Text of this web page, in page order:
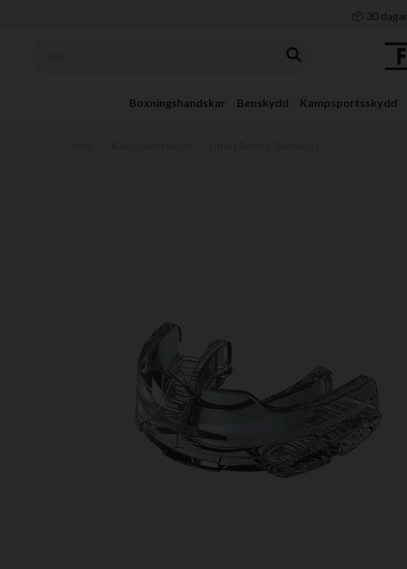
🚀
Boxningshandskar Benskydd Kampsportsskydd